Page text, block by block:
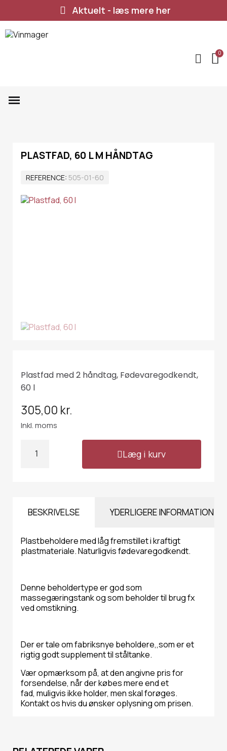
Aktuelt - læs mere her
PLASTFAD, 60 L M HÅNDTAG
REFERENCE 505-01-60
Plastfad med 2 håndtag, Fødevaregodkendt,
60 l
305,00 kr.
Inkl. moms
Læg i kurv
BESKRIVELSE YDERLIGERE INFORMATION
Plastbeholdere med låg fremstillet i kraftigt
plastmateriale. Naturligvis fødevaregodkendt.
Denne beholdertype er god som
massegæringstank og som beholder til brug fx
ved omstikning.
Der er tale om fabriksnye beholdere,,som er et
rigtig godt supplement til ståltanke.
Vær opmærksom på, at den angivne pris for
forsendelse, når der købes mere end et
fad, muligvis ikke holder, men skal forøges.
Kontakt os hvis du ønsker oplysning om prisen.